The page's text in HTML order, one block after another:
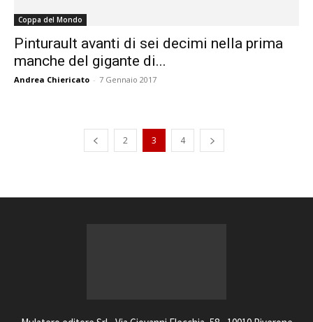
Coppa del Mondo
Pinturault avanti di sei decimi nella prima
manche del gigante di...
Andrea Chiericato - 7 Gennaio 2017
2 3 4